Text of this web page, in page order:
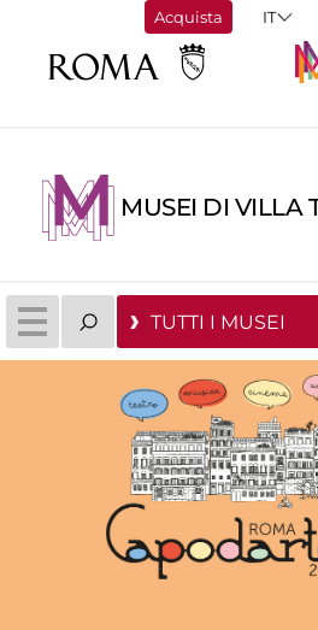
Acquista
MUSEI DI VILLA
TUTTI I MUSEI